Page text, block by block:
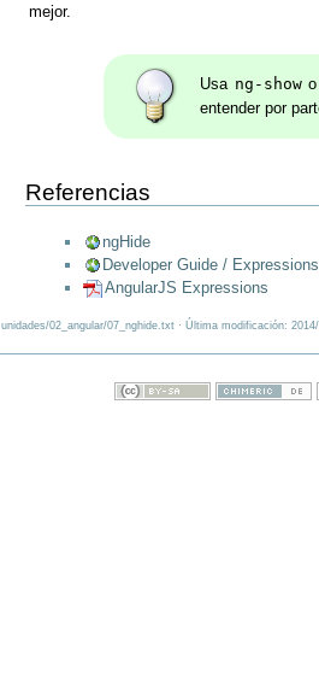
mejor.
Usa ng-show
entender por
Referencias
ngHide
Developer Guide / Expressions
AngularJS Expressions
unidades/02_angular/07_nghide.txt · Última modificación: